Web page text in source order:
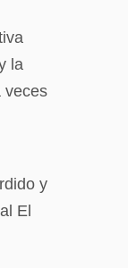
la
veces
y
El